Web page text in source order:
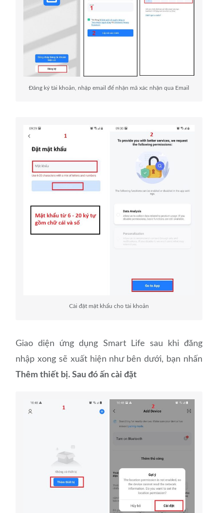
Đăng ký tài khoản, nhập email để nhận mã xác nhận qua Email
Cài đặt mật khẩu cho tài khoản
Giao diện ứng dụng Smart Life sau khi đăng
nhập xong sẽ xuất hiện như bên dưới, bạn nhấn
Thêm thiết bị. Sau đó ấn cài đặt